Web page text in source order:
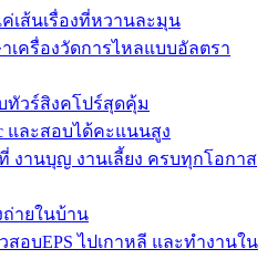
ค่เส้นเรื่องที่หวานละมุน
เครื่องวัดการไหลแบบอัลตรา
ทัวร์สิงคโปร์สุดคุ้ม
และสอบได้คะแนนสูง
งานบุญ งานเลี้ยง ครบทุกโอกาส
ายในบ้าน
สอบEPS ไปเกาหลี และทำงานใน